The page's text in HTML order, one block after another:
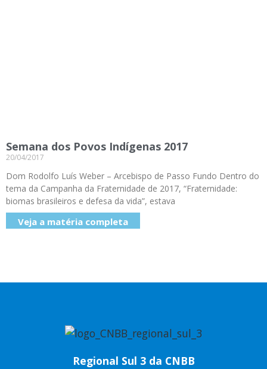
Semana dos Povos Indígenas 2017
20/04/2017
Dom Rodolfo Luís Weber – Arcebispo de Passo Fundo Dentro do
tema da Campanha da Fraternidade de 2017, “Fraternidade:
biomas brasileiros e defesa da vida”, estava
Veja a matéria completa
Regional Sul 3 da CNBB